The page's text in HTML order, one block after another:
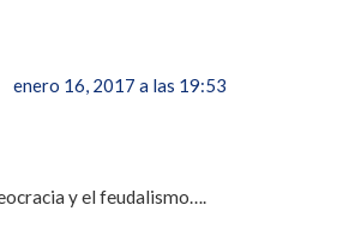
enero 16, 2017 a las 19:53
y el feudalismo….